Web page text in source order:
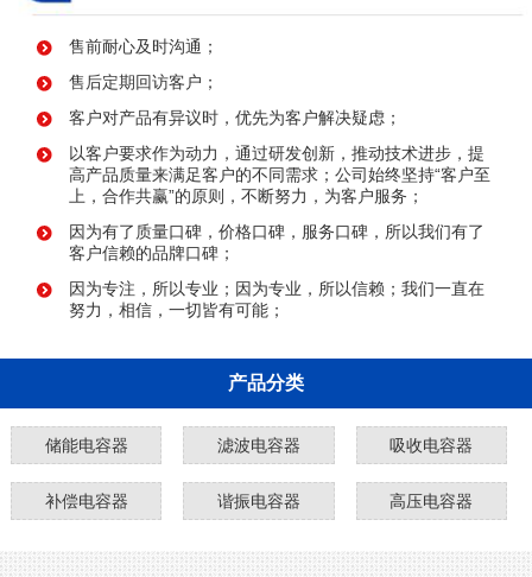
售前耐心及时沟通；
售后定期回访客户；
客户对产品有异议时，优先为客户解决疑虑；
以客户要求作为动力，通过研发创新，推动技术进步，提
高产品质量来满足客户的不同需求；公司始终坚持“客户至
上，合作共赢”的原则，不断努力，为客户服务；
因为有了质量口碑，价格口碑，服务口碑，所以我们有了
客户信赖的品牌口碑；
因为专注，所以专业；因为专业，所以信赖；我们一直在
努力，相信，一切皆有可能；
产品分类
储能电容器 滤波电容器 吸收电容器
补偿电容器 谐振电容器 高压电容器